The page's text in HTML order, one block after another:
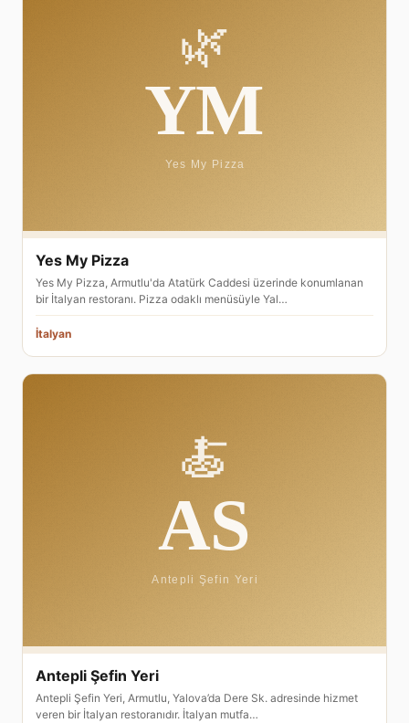
Yes My Pizza
Yes My Pizza, Armutlu'da Atatürk Caddesi üzerinde konumlanan
bir İtalyan restoranı. Pizza odaklı menüsüyle Yal…
İtalyan
Antepli Şefin Yeri
Antepli Şefin Yeri, Armutlu, Yalova’da Dere Sk. adresinde hizmet
veren bir İtalyan restoranıdır. İtalyan mutfa…